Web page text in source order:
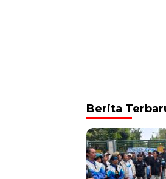
Berita